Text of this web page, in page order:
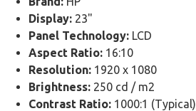
Display: 23"
Panel Technology: LCD
Aspect Ratio: 16:10
Resolution: 1920 x 1080
Brightness: 250 cd / m2
Contrast Ratio: 1000:1 (Typical)